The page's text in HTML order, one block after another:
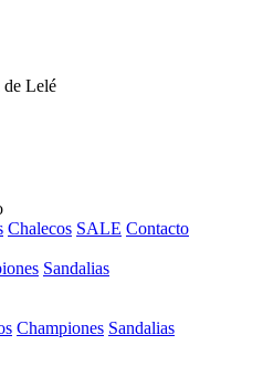
Chalecos SALE Contacto
Sandalias
Championes Sandalias